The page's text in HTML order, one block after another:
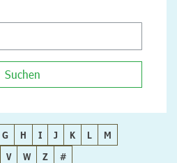
Suchen
G H I J K L
M
V W Z #